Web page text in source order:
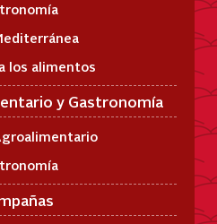
los alimentos
y Gastronomía